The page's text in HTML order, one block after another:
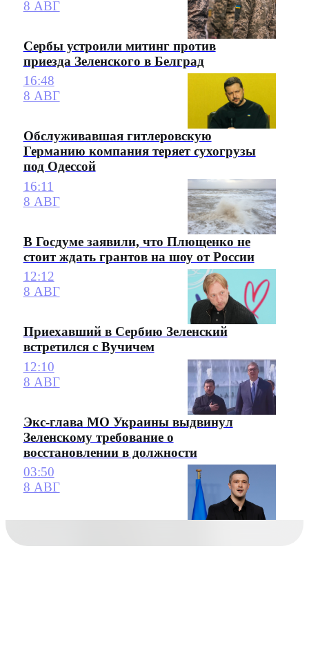
8 АВГ
Сербы устроили митинг против
приезда Зеленского в Белград
16:48
8 АВГ
Обслуживавшая гитлеровскую
Германию компания теряет сухогрузы
под Одессой
16:11
8 АВГ
В Госдуме заявили, что Плющенко не
стоит ждать грантов на шоу от России
12:12
8 АВГ
Приехавший в Сербию Зеленский
встретился с Вучичем
12:10
8 АВГ
Экс-глава МО Украины выдвинул
Зеленскому требование о
восстановлении в должности
03:50
8 АВГ